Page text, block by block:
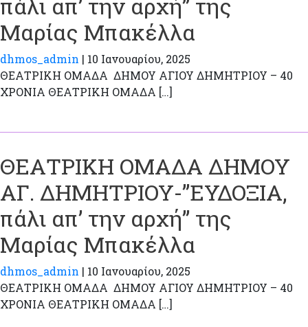
Μαρίας Μπακέλλα
dhmos_admin | 10 Ιανουαρίου, 2025
ΘΕΑΤΡΙΚΗ ΟΜΑΔΑ ΔΗΜΟΥ ΑΓΙΟΥ ΔΗΜΗΤΡΙΟΥ – 40
ΧΡΟΝΙΑ ΘΕΑΤΡΙΚΗ ΟΜΑΔΑ […]
ΘΕΑΤΡΙΚΗ ΟΜΑΔΑ ΔΗΜΟΥ
ΑΓ. ΔΗΜΗΤΡΙΟΥ-”ΕΥΔΟΞΙΑ,
πάλι απ’ την αρχή” της
Μαρίας Μπακέλλα
dhmos_admin | 10 Ιανουαρίου, 2025
ΘΕΑΤΡΙΚΗ ΟΜΑΔΑ ΔΗΜΟΥ ΑΓΙΟΥ ΔΗΜΗΤΡΙΟΥ – 40
ΧΡΟΝΙΑ ΘΕΑΤΡΙΚΗ ΟΜΑΔΑ […]